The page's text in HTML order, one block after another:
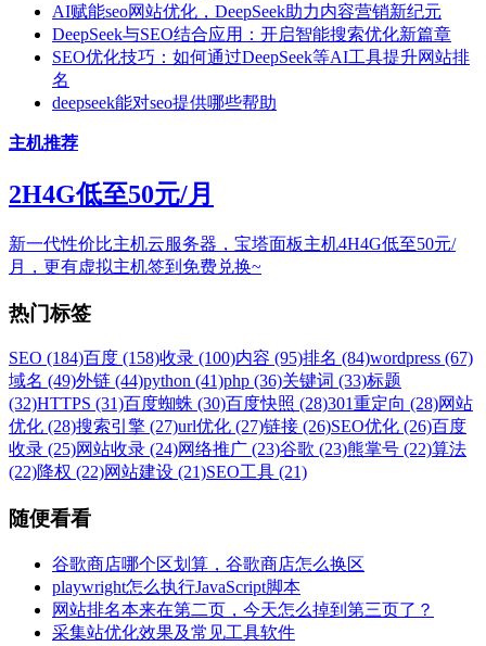
AI赋能seo网站优化，DeepSeek助力内容营销新纪元
DeepSeek与SEO结合应用：开启智能搜索优化新篇章
SEO优化技巧：如何通过DeepSeek等AI工具提升网站排
名
deepseek能对seo提供哪些帮助
主机推荐
2H4G低至50元/月
新一代性价比主机云服务器，宝塔面板主机4H4G低至50元/
月，更有虚拟主机签到免费兑换~
热门标签
SEO (184)百度 (158)收录 (100)内容 (95)排名 (84)wordpress (67)
域名 (49)外链 (44)python (41)php (36)关键词 (33)标题
(32)HTTPS (31)百度蜘蛛 (30)百度快照 (28)301重定向 (28)网站
优化 (28)搜索引擎 (27)url优化 (27)链接 (26)SEO优化 (26)百度
收录 (25)网站收录 (24)网络推广 (23)谷歌 (23)熊掌号 (22)算法
(22)降权 (22)网站建设 (21)SEO工具 (21)
随便看看
谷歌商店哪个区划算，谷歌商店怎么换区
playwright怎么执行JavaScript脚本
网站排名本来在第二页，今天怎么掉到第三页了？
采集站优化效果及常见工具软件